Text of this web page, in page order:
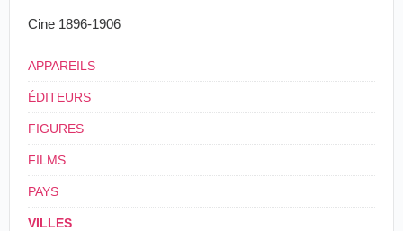
Cine 1896-1906
APPAREILS
ÉDITEURS
FIGURES
FILMS
PAYS
VILLES